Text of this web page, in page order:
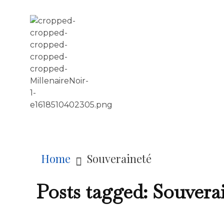
Home Souveraineté
Posts tagged: